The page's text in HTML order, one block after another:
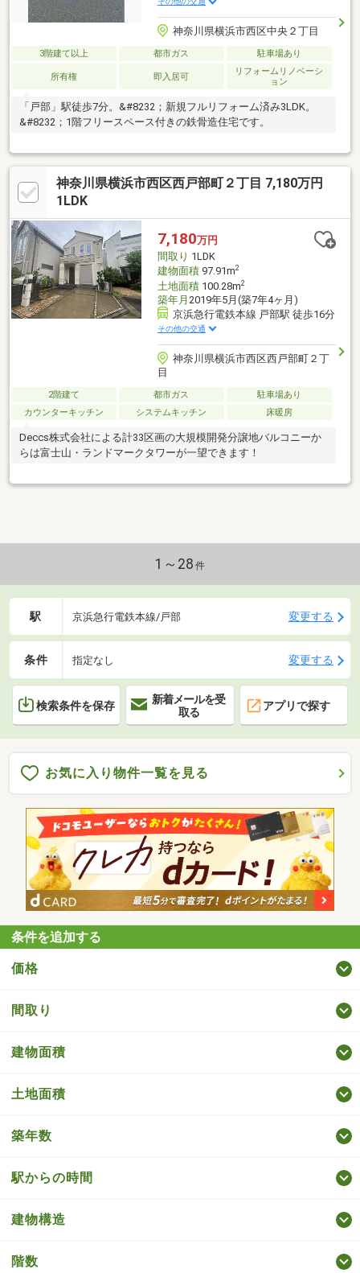
神奈川県横浜市西区中央２丁目
3階建て以上 都市ガス 駐車場あり
所有権 即入居可
リフォームリノベーシ
ョン
「戸部」駅徒歩7分。&#8232；新規フルリフォーム済み3LDK。
&#8232；1階フリースペース付きの鉄骨造住宅です。
神奈川県横浜市西区西戸部町２丁目 7,180万円
1LDK
7,180万円
間取り 1LDK
建物面積97.91m2
土地面積100.28m2
築年月 2019年5月(築7年4ヶ月)
京浜急行電鉄本線 戸部駅 徒歩16分
その他の交通
神奈川県横浜市西区西戸部町２丁
目
2階建て 都市ガス
駐車場あり
カウンターキッチン
システムキッチン 床暖房
Deccs株式会社による計33区画の大規模開発分譲地バルコニーか
らは富士山・ランドマークタワーが一望できます！
1～28 件
駅 京浜急行電鉄本線/戸部 変更する
条件 指定なし 変更する
検索条件を保存
新着メールを受
取る
アプリで探す
お気に入り物件一覧を見る
条件を追加する
価格
間取り
建物面積
土地面積
築年数
駅からの時間
建物構造
階数